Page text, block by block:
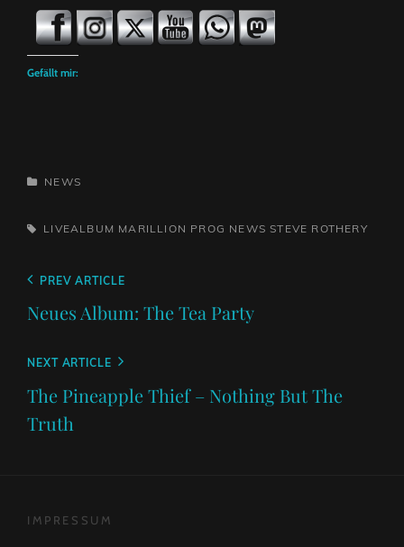
Gefällt mir:
CATEGORIES
NEWS
TAGS,LIVEALBUM MARILLION PROG NEWS STEVE ROTHERY
Beitragsnavigation
Previous
PREV ARTICLE
Neues Album: The Tea Party
Next
Post
NEXT ARTICLE
The Pineapple Thief – Nothing But The
Truth
IMPRESSUM